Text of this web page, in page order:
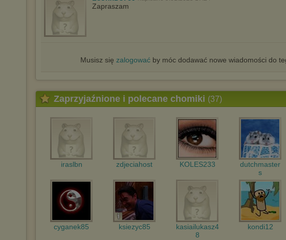
Zapraszam
Musisz się zalogowaćby móc dodawać nowe wiadomości do
Zaprzyjaźnione i polecane chomiki (37)
iraslbn zdjeciahost KOLES233
dutchmaster
s
cyganek85 ksiezyc85
kasiailukasz4
8
kondi12